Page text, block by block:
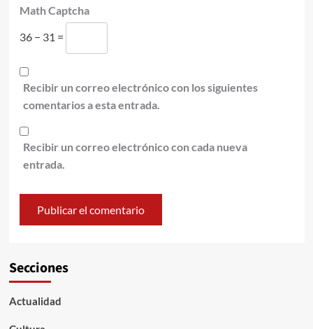
Math Captcha
36 − 31 =
Recibir un correo electrónico con los siguientes
comentarios a esta entrada.
Recibir un correo electrónico con cada nueva
entrada.
Secciones
Actualidad